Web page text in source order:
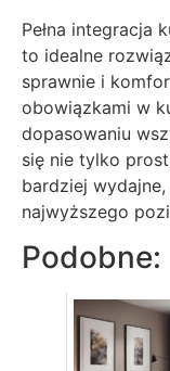
Pełna integracja
to idealne
sprawnie i
obowiązkami w
dopasowaniu
się nie tylko
bardziej
najwyższego
Podobne: